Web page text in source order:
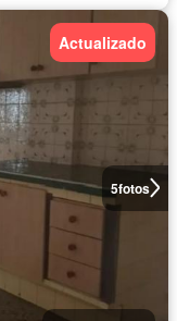
5fotos
Actualizado